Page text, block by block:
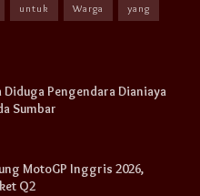
untuk Warga yang
Diduga Pengendara Dianiaya
Sumbar
MotoGP Inggris 2026,
Q2